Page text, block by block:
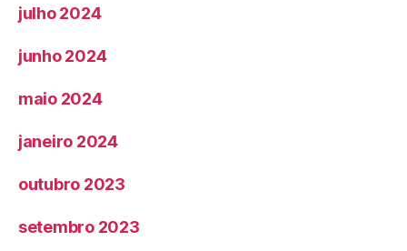
julho 2024
junho 2024
maio 2024
janeiro 2024
outubro 2023
setembro 2023